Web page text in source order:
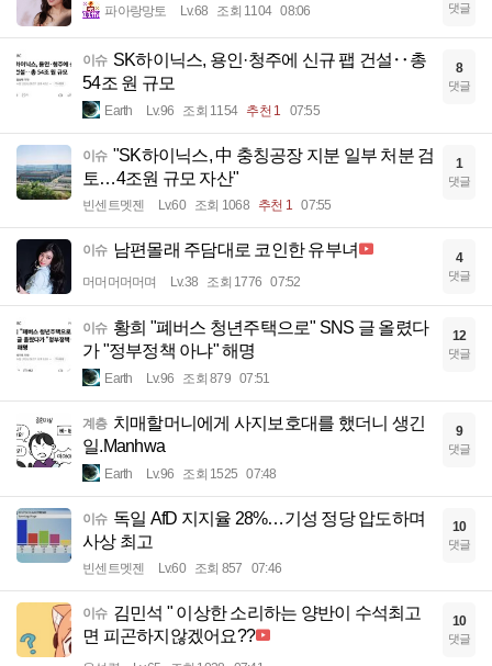
파아랑망토 Lv.68 조회 1104 08:06 댓글
이슈 SK하이닉스, 용인·청주에 신규 팹 건설‥총
54조 원 규모
Earth Lv.96 조회 1154 추천 1 07:55
8
댓글
이슈 "SK하이닉스, 中 충칭공장 지분 일부 처분 검
토…4조원 규모 자산"
빈센트멧젠 Lv.60 조회 1068 추천 1 07:55
1
댓글
이슈 남편몰래 주담대로 코인한 유부녀
머머머머머며 Lv.38 조회 1776 07:52
4
댓글
이슈 황희 "폐버스 청년주택으로" SNS 글 올렸다
가 "정부정책 아냐" 해명
Earth Lv.96 조회 879 07:51
12
댓글
계층 치매할머니에게 사지보호대를 했더니 생긴
일.Manhwa
Earth Lv.96 조회 1525 07:48
9
댓글
이슈 독일 AfD 지지율 28%…기성 정당 압도하며
사상 최고
빈센트멧젠 Lv.60 조회 857 07:46
10
댓글
이슈 김민석 " 이상한 소리하는 양반이 수석최고
면 피곤하지않겠어요??
10
댓글